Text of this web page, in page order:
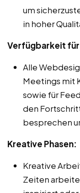
um
in hoher
Verfügbarkeit
Alle
Meetings mit
sowie für
den
besprechen
Kreative Phasen:
Kreative
Zeiten